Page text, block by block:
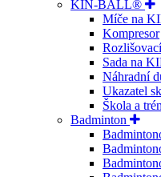
KIN-BALL®
Míče na
Kompresor
Sada na
Náhradní
Ukazatel
Škola a
Badminton